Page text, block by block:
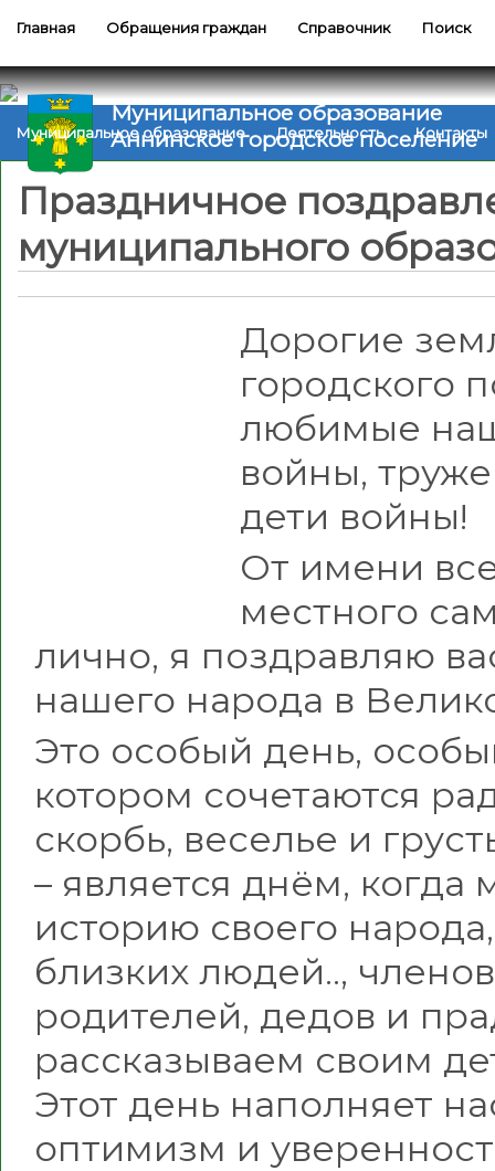
Главная Обращения граждан Справочник Поиск
Муниципальное образование
Аннинское городское поселение
Муниципальное образование Деятельность Контакты
Праздничное
муниципального
Дорогие
городского
любимые
войны,
дети войны!
От имени
местного
лично, я поздравляю
нашего народа в
Это особый день,
котором сочетаются
скорбь, веселье и
– является днём,
историю своего
близких людей..,
родителей, дедов и
рассказываем своим
Этот день наполняет
оптимизм и